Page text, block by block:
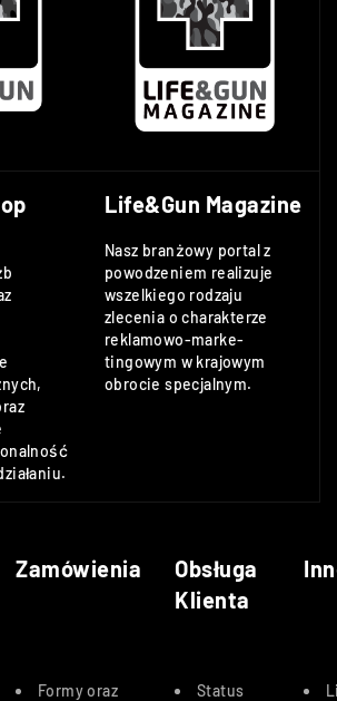
Life&Gun Magazine
Nasz branżowy portal z
powodzeniem realizuje
wszelkiego rodzaju
zlecenia o charakterze
reklamowo-marke-
tingowym w krajowym
obrocie specjalnym.
Zamówienia
Obsługa
Klienta
Formy oraz
Status